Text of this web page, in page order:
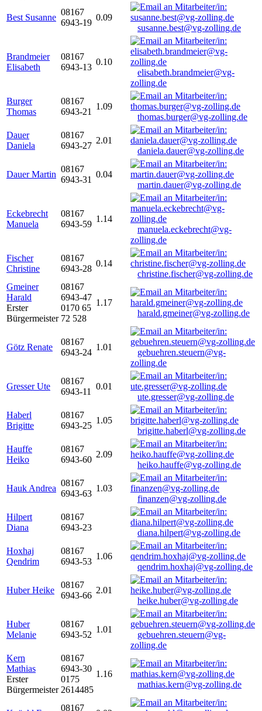
Best Susanne
08167
6943-19
0.09
susanne.best@vg-zolling.de
Brandmeier
Elisabeth
08167
6943-13
0.10
elisabeth.brandmeier@vg-
zolling.de
Burger
Thomas
08167
6943-21
1.09
thomas.burger@vg-zolling.de
Dauer
Daniela
08167
6943-27
2.01
daniela.dauer@vg-zolling.de
Dauer Martin
08167
6943-31
0.04
martin.dauer@vg-zolling.de
Eckebrecht
Manuela
08167
6943-59
1.14
manuela.eckebrecht@vg-
zolling.de
Fischer
Christine
08167
6943-28
0.14
christine.fischer@vg-zolling.de
Gmeiner
Harald
Erster
Bürgermeister
08167
6943-47
0170 65
72 528
1.17
harald.gmeiner@vg-zolling.de
Götz Renate
08167
6943-24
1.01
gebuehren.steuern@vg-
zolling.de
Gresser Ute
08167
6943-11
0.01
ute.gresser@vg-zolling.de
Haberl
Brigitte
08167
6943-25
1.05
brigitte.haberl@vg-zolling.de
Hauffe
Heiko
08167
6943-60
2.09
heiko.hauffe@vg-zolling.de
Hauk Andrea
08167
6943-63
1.03
finanzen@vg-zolling.de
Hilpert
Diana
08167
6943-23
diana.hilpert@vg-zolling.de
Hoxhaj
Qendrim
08167
6943-53
1.06
qendrim.hoxhaj@vg-zolling.de
Huber Heike
08167
6943-66
2.01
heike.huber@vg-zolling.de
Huber
Melanie
08167
6943-52
1.01
gebuehren.steuern@vg-
zolling.de
Kern
Mathias
Erster
Bürgermeister
08167
6943-30
0175
2614485
1.16
mathias.kern@vg-zolling.de
08167